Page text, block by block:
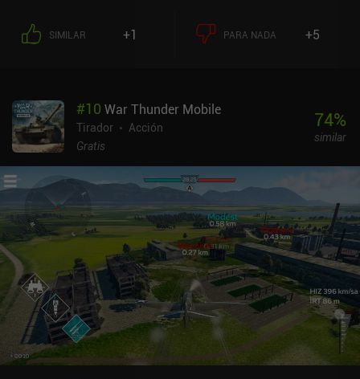
gemas al final de la partida. Las conseguimos matando monstruos
grandes, derrotando a otros jugadores o de una mina de gemas
principal. No tenemos que crear un mazo perfecto como en Clash
Royale ni elegir un único personaje como en Brawl Stars. Así que
la jugabilidad en Squad Busters es más simplificada y
juega un papel importante, sigue habiendo estrategia a la hora de
aprender cuándo atacar y cuándo huir de un combate. O si hay que
centrarse primero en las turbas o en otros jugadores. Todo es
cuestión de conocimiento de la situación. Ganar combates nos
recompensa con cofres de duplicados de unidades que sirven para
hacerlas evolucionar y que aprendan nuevas habilidades. Aunque
estamos limitados en el número de cofres diarios, en Squad
Busters no hay sistema de energía, así que siempre podemos
seguir jugando sin recompensas. Hay una opción para jugar con
amigos, pero aún no hay modo cooperativo. Aun así, me divertí
mucho derrotando a todos los demás jugadores con mi mujer para
acabar en el primer y segundo puesto. Squad Busters se monetiza
SIMILAR +1 PARA NADA +5
#10 War Thunder Mobile
Tirador
Acción
Gratis
74%
similar